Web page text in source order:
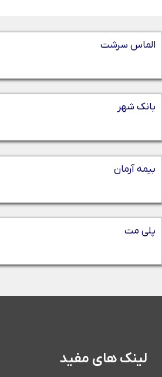
الماس سرشت
بانک شهر
بیمه آرمان
پلی مت
لینک های مفید